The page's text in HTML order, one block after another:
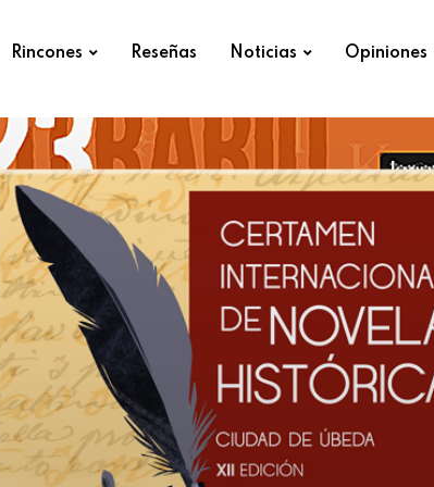
Rincones Reseñas Noticias Opiniones